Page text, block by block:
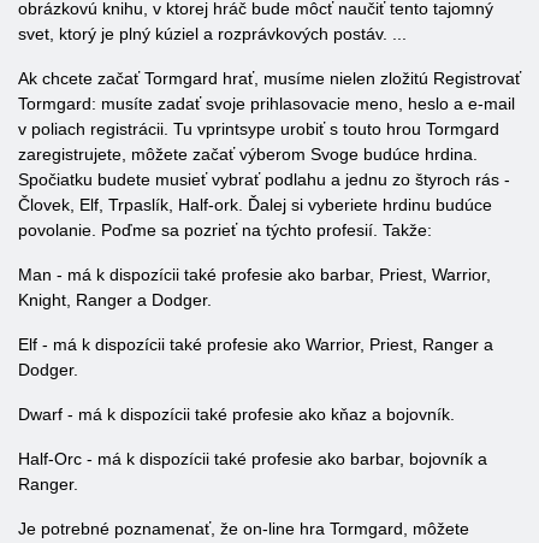
obrázkovú knihu, v ktorej hráč bude môcť naučiť tento tajomný
svet, ktorý je plný kúziel a rozprávkových postáv. ...
Ak chcete začať Tormgard hrať, musíme nielen zložitú Registrovať
Tormgard: musíte zadať svoje prihlasovacie meno, heslo a e-mail
v poliach registrácii. Tu vprintsype urobiť s touto hrou Tormgard
zaregistrujete, môžete začať výberom Svoge budúce hrdina.
Spočiatku budete musieť vybrať podlahu a jednu zo štyroch rás -
Človek, Elf, Trpaslík, Half-ork. Ďalej si vyberiete hrdinu budúce
povolanie. Poďme sa pozrieť na týchto profesií. Takže:
Man - má k dispozícii také profesie ako barbar, Priest, Warrior,
Knight, Ranger a Dodger.
Elf - má k dispozícii také profesie ako Warrior, Priest, Ranger a
Dodger.
Dwarf - má k dispozícii také profesie ako kňaz a bojovník.
Half-Orc - má k dispozícii také profesie ako barbar, bojovník a
Ranger.
Je potrebné poznamenať, že on-line hra Tormgard, môžete